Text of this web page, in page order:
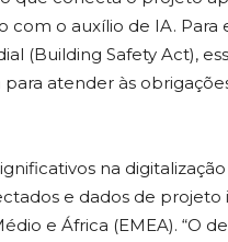
o auxílio de IA.
(Building Safety Act),
atender às
na
e dados de projeto
e África (EMEA). “O